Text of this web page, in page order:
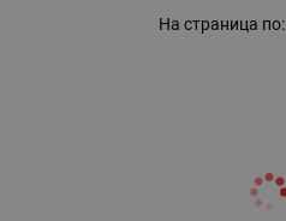
На страница по: